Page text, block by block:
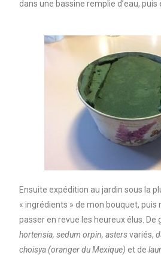
dans une bassine remplie d’eau,
Ensuite expédition au jardin sous la
« ingrédients » de mon bouquet, puis
passer en revue les heureux élus. De
hortensia, sedum orpin, astersvariés,
choisya (oranger du Mexique) et de